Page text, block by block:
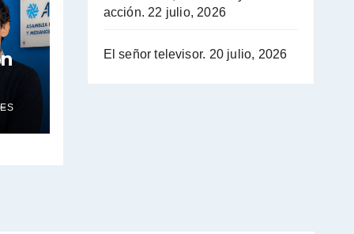
Actualidad con Raúl Timerman - Raúl Timerman con Jorge Gres
acción. 22 julio, 2026
El señor televisor. 20 julio, 2026